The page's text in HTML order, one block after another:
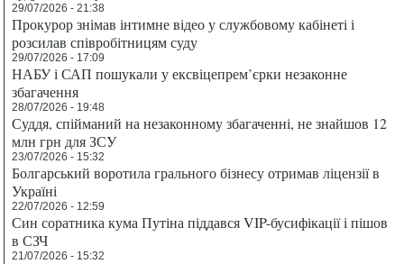
29/07/2026 - 21:38
Прокурор знімав інтимне відео у службовому кабінеті і
розсилав співробітницям суду
29/07/2026 - 17:09
НАБУ і САП пошукали у ексвіцепрем’єрки незаконне
збагачення
28/07/2026 - 19:48
Суддя, спійманий на незаконному збагаченні, не знайшов 12
млн грн для ЗСУ
23/07/2026 - 15:32
Болгарський воротила грального бізнесу отримав ліцензії в
Україні
22/07/2026 - 12:59
Син соратника кума Путіна піддався VIP-бусифікації і пішов
в СЗЧ
21/07/2026 - 15:32